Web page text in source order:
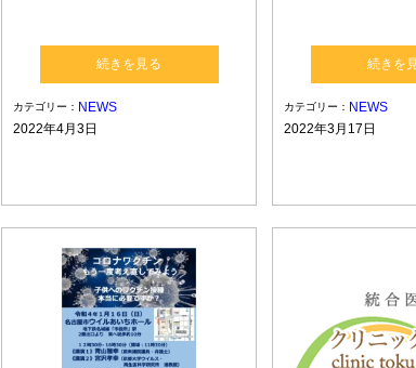
続きを見る
カテゴリー： NEWS
2022年4月3日
続きを
カテゴリー： NEWS
2022年3月17日